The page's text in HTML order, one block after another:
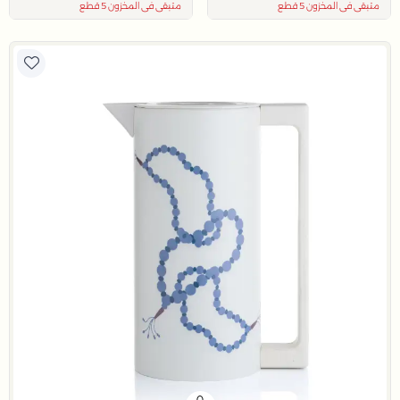
متبقي في المخزون 5 قطع
متبقي في المخزون 5 قطع